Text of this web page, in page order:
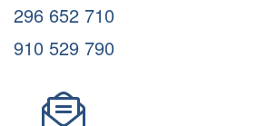
296 652 710
910 529 790